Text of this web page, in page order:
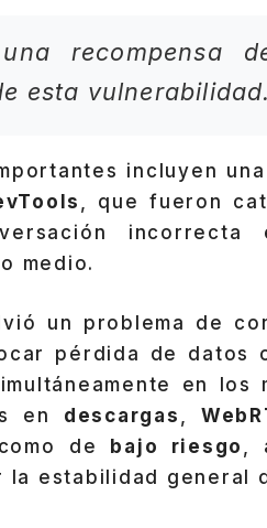
recompensa
esta vulnerabilidad.
incluyen
, que fueron
medio.
un problema de
pérdida de datos
en los
en descargas
de bajo riesgo
,
estabilidad general